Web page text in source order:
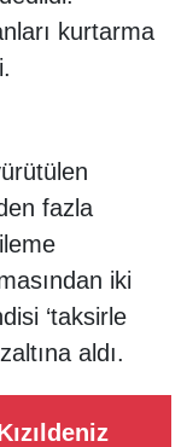
kurtarma
fazla
iki
‘taksirle
aldı.